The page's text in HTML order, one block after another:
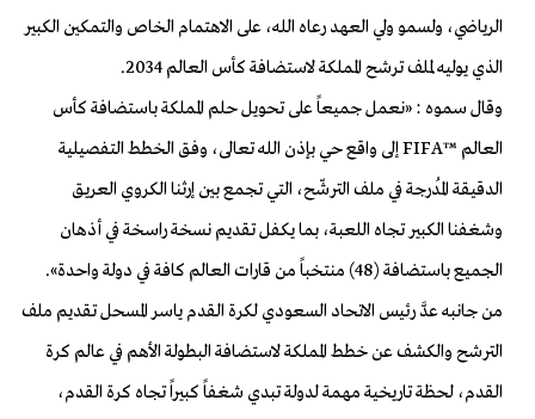
الرياضي، ولسمو ولي العهد رعاه الله، على الاهتمام الخاص والتمكين الكبير
الذي يوليه لملف ترشح المملكة لاستضافة كأس العالم 2034.
وقال سموه : «نعمل جميعاً على تحويل حلم المملكة باستضافة كأس
العالم ™FIFA إلى واقع حي بإذن الله تعالى، وفق الخطط التفصيلية
الدقيقة المُدرجة في ملف الترشّح، التي تجمع بين إرثنا الكروي العريق
وشغفنا الكبير تجاه اللعبة، بما يكفل تقديم نسخة راسخة في أذهان
الجميع باستضافة (48) منتخباً من قارات العالم كافة في دولة واحدة».
من جانبه عدَّ رئيس الاتحاد السعودي لكرة القدم ياسر المسحل تقديم ملف
الترشح والكشف عن خطط المملكة لاستضافة البطولة الأهم في عالم كرة
القدم، لحظة تاريخية مهمة لدولة تبدي شغفاً كبيراً تجاه كرة القدم،